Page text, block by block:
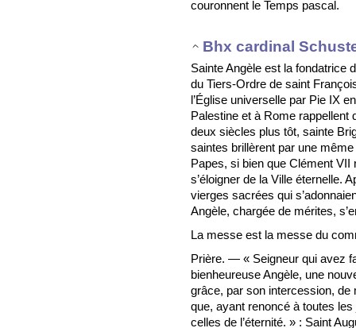
couronnent le Temps pascal.
Bhx cardinal
Sainte Angèle est la fondatrice
du Tiers-Ordre de saint
l’Église universelle par Pie IX
Palestine et à Rome rappellent
deux siècles plus tôt, sainte
saintes brillèrent par une
Papes, si bien que Clément VII
s’éloigner de la Ville éternelle.
vierges sacrées qui
Angèle, chargée de mérites,
La messe est la messe du
Prière. — « Seigneur qui avez
bienheureuse Angèle, une
grâce, par son intercession, de
que, ayant renoncé à toutes
celles de l’éternité. » : Saint